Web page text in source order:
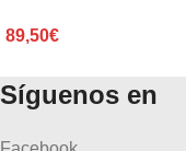
89,50€
Síguenos en